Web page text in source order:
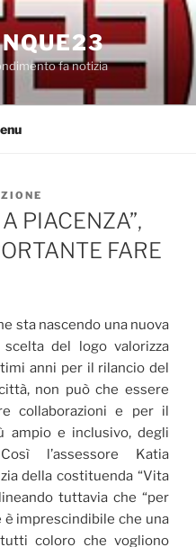
fa notizia
PIACENZA”,
FARE
sta nascendo una nuova
del logo valorizza
anni per il rilancio del
non può che essere
collaborazioni e per il
ampio e inclusivo, degli
l’assessore Katia
della costituenda “Vita
tuttavia che “per
è imprescindibile che una
coloro che vogliono